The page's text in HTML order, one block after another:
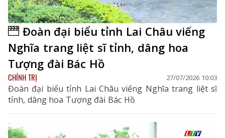
Đoàn đại biểu tỉnh Lai Châu viếng
Nghĩa trang liệt sĩ tỉnh, dâng hoa
Tượng đài Bác Hồ
CHÍNH TRỊ 27/07/2026 10:03
Đoàn đại biểu tỉnh Lai Châu viếng Nghĩa trang liệt sĩ
tỉnh, dâng hoa Tượng đài Bác Hồ